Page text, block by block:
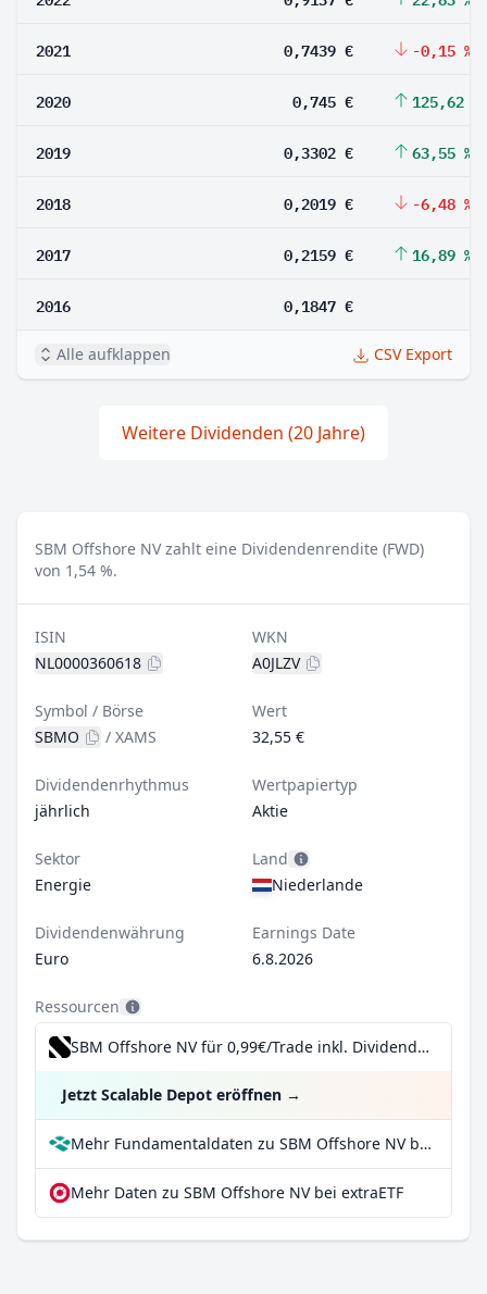
2021 0,7439 € -0,15 %
2020 0,745 € 125,62 %
2019 0,3302 € 63,55 %
2018 0,2019 € -6,48 %
2017 0,2159 € 16,89 %
2016 0,1847 €
Alle aufklappen CSV Export
Weitere Dividenden (20 Jahre)
SBM Offshore NV zahlt eine Dividendenrendite (FWD)
von 1,54 %.
ISIN
NL0000360618
WKN
A0JLZV
Symbol / Börse
SBMO
/ XAMS
Wert
32,55 €
Dividendenrhythmus
jährlich
Wertpapiertyp
Aktie
Sektor
Energie
Land
Niederlande
Dividendenwährung
Euro
Earnings Date
6.8.2026
Ressourcen
SBM Offshore NV für 0,99€/Trade inkl. Dividend Reinvestment Plan
Jetzt Scalable Depot eröffnen →
Mehr Fundamentaldaten zu SBM Offshore NV bei Parqet
Mehr Daten zu SBM Offshore NV bei extraETF